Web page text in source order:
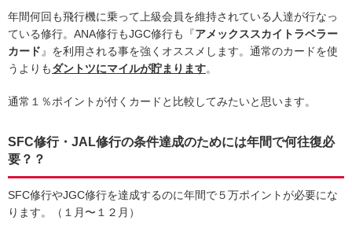
年間何回も飛行機に乗って上級会員を維持されている人達が行なっ
ている修行。ANA修行もJGC修行も『アメックススカイトラベラー
カード 』を利用される事を強くオススメします。通常のカードを使
うよりもダントツにマイルが貯まります。
通常１％ポイントが付くカードと比較してみたいと思います。
SFC修行・JAL修行の条件達成のためには年間で何往復必
要？？
SFC修行やJGC修行を達成するのに年間で５万ポイントが必要にな
ります。（１月〜１２月）